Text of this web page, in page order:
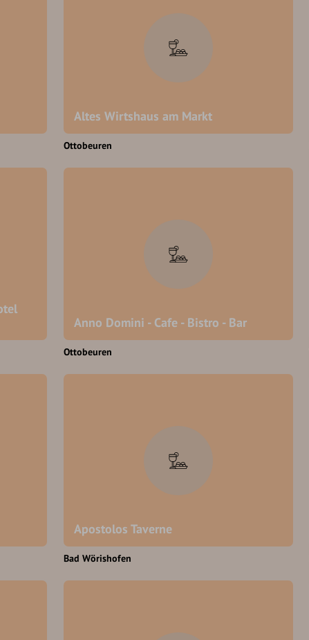
Altes Wirtshaus am Markt
Ottobeuren
Anno Domini - Cafe - Bistro - Bar
Ottobeuren
Apostolos Taverne
Bad Wörishofen